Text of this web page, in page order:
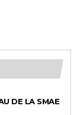
DE LA SMAE